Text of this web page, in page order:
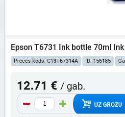
Epson T6731 Ink bottle 70ml
Preces kods: C13T67314A ID: 156185
12.71 € / gab.
UZ GROZU